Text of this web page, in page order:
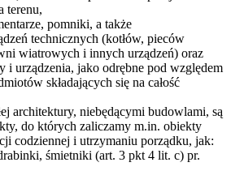
terenu,
pomniki, a także
technicznych (kotłów, pieców
wiatrowych i innych urządzeń) oraz
i urządzenia, jako odrębne pod względem
składających się na całość
architektury, niebędącymi budowlami, są
do których zaliczamy m.in. obiekty
codziennej i utrzymaniu porządku, jak:
śmietniki (art. 3 pkt 4 lit. c) pr.